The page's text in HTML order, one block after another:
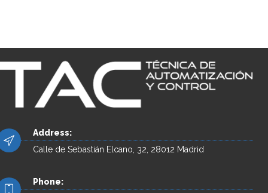
Address:
Calle de Sebastián Elcano, 32, 28012 Madrid
Phone: